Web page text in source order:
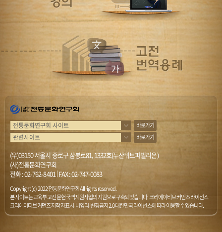
바로가기
바로가기
(우)03150 서울시 종로구 삼봉로81, 1332호(두산위브파빌리온)
(사)전통문화연구회
전화 :02-762-8401|FAX : 02-747-0083
Copyright (c) 2022 전통문화연구회 All rights reserved.
본 사이트는 교육부 고전문헌 국역지원사업의 지원으로 구축되었습니다. 크리에이티브 커먼즈 라이선스
크리에이티브 커먼즈 저작자표시-비영리-변경금지 2.0 대한민국 라이선스에 따라 이용할 수 있습니다.